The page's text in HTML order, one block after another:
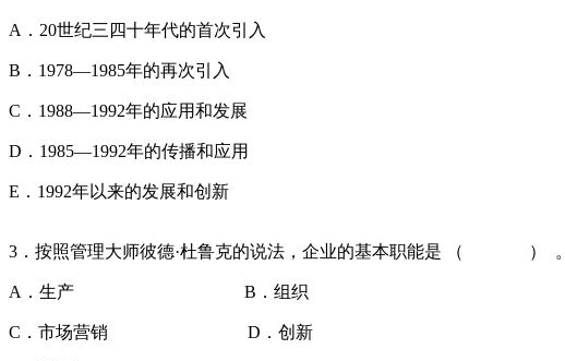
A．20世纪三四十年代的首次引入
B．1978—1985年的再次引入
C．1988—1992年的应用和发展
D．1985—1992年的传播和应用
E．1992年以来的发展和创新
3．按照管理大师彼德·杜鲁克的说法，企业的基本职能是 （ ） 。
A．生产 B．组织
C．市场营销 D．创新